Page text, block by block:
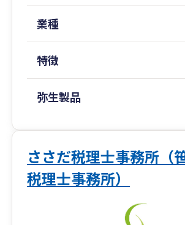
初回無料相談・オンライン面談も承
は“数字”で不安を取り除き、お客
しできるよう尽力いたします。そ
ではの寄り添い力で、お客様の事
業種
特徴
弥生製品
ささだ税理士事務所（
税理士事務所）